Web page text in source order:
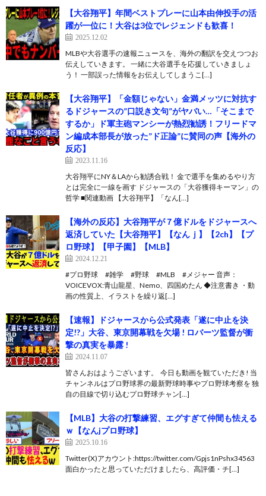
【大谷翔平】年間ベストプレーに山本由伸投手の活
躍が一位に！大谷は3位でレジェンドも歓喜！
2025.12.02
MLBや大谷選手の速報ニュースを、海外の翻訳を交えつつお
伝えしていきます。 一緒に大谷選手を応援していきましょ
う！ 一部誤った情報をお伝えしてしまうこ[…]
【大谷翔平】「金額じゃない」金満メッツに対抗す
るドジャースの”口説き文句”がヤバい…「そこまで
するか」ド軍主砲マンシーが熱烈勧誘！フリードマ
ン編成本部長が放った”ド正論”に賛同の声【海外の
反応】
2023.11.16
大谷翔平にNY＆LAから勧誘合戦！ 金で選手を集めるやり方
とは完全に一線を画す ドジャースの「大谷獲得キーマン」の
哲学 ■関連動画 【大谷翔平】「なん[…]
【海外の反応】大谷翔平が７億ドルをドジャースへ
返済していた【大谷翔平】【なんｊ】【2ch】【プ
ロ野球】【甲子園】【MLB】
2024.12.21
#プロ野球 #雑学 #野球 #MLB #メジャー 音声：
VOICEVOX:青山龍星、Nemo、四国めたん ◆注意書き ・動
画の性質上、イラストを繰り返[…]
【速報】ドジャースから公式発表「遂に中止を決
定!?」大谷、東京開幕戦を欠場 ! ロバーツ監督が衝
撃の真実を暴露 !
2024.11.07
皆さんおはようございます。 ​ 今日も動画を観ていただき! 当
チャンネルはプロ野球界の最新野球時事やプロ野球考察を 独
自の目線で切り込むプロ野球チャン[…]
【MLB】大谷の打撃練習、エグすぎて仲間も怯える
ｗ【なんjプロ野球】
2025.10.16
Twitter(X)アカウント:https://twitter.com/Gpjs1nPshx34563
面白かったと思っていただけましたら、高評価・チ[…]